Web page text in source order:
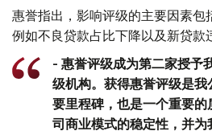
惠誉指出，影响评级的主要因素包
例如不良贷款占比下降以及新贷款
- 惠誉评级成为第二家授予
级机构。获得惠誉评级是
要里程碑，也是一个重要
司商业模式的稳定性，并